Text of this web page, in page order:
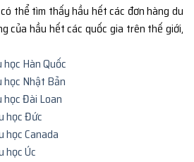
thể tìm thấy hầu hết các đơn hàng du
của hầu hết các quốc gia trên thế giới,
học Hàn Quốc
học Nhật Bản
học Đài Loan
học Đức
học Canada
học Úc